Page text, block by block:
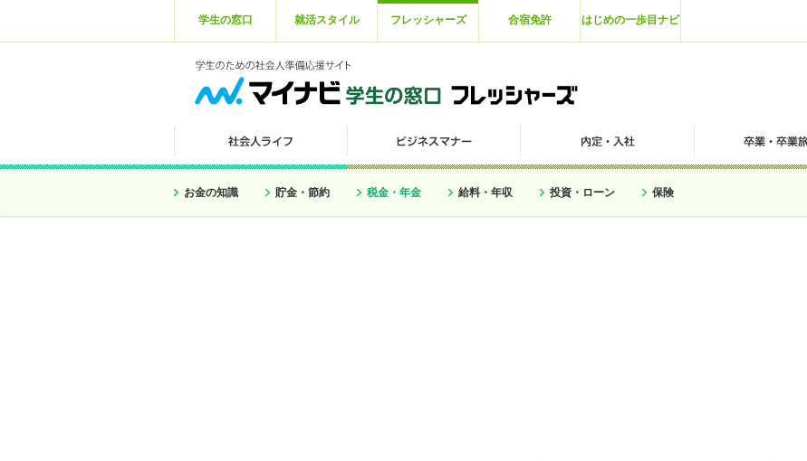
学生の窓口 就活スタイル フレッシャーズ 合宿免許 はじめの一歩目ナビ
お金の知識 貯金・節約 税金・年金 給料・年収 投資・ローン 保険